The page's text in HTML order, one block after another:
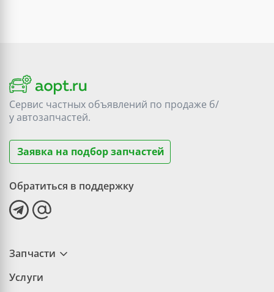
Сервис частных объявлений по продаже б/
уавтозапчастей.
Заявка на подбор запчастей
Обратиться в поддержку
Запчасти
Услуги